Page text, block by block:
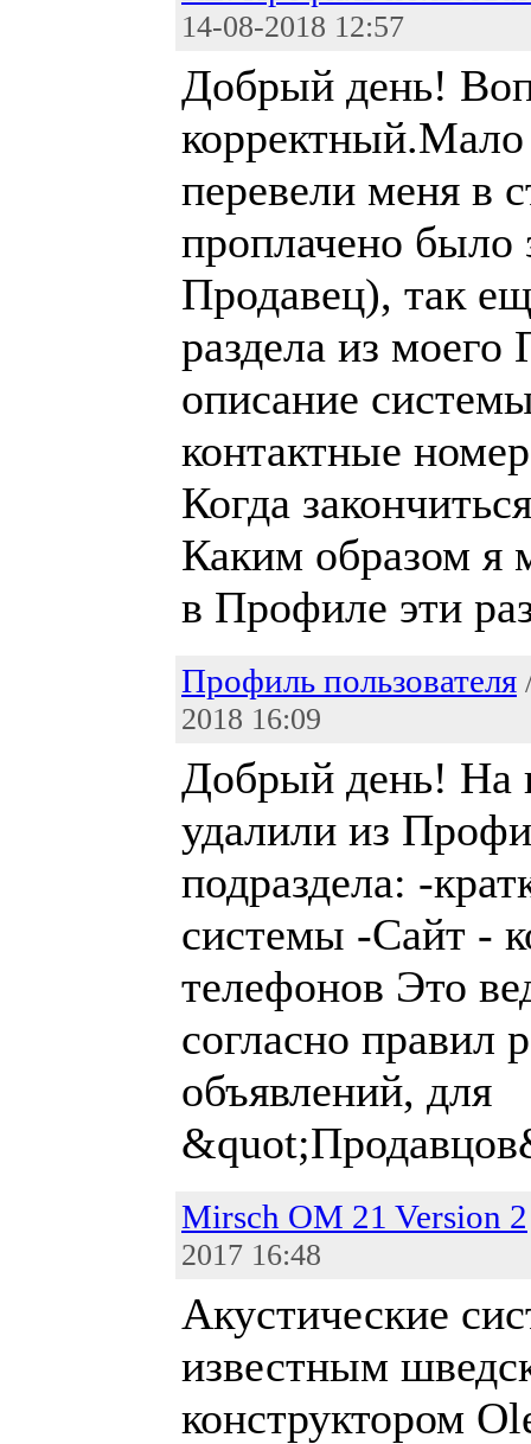
14-08-2018 12:57
Добрый день!
корректный.Мало
перевели меня в
проплачено было
Продавец), так
раздела из
описание
контактные
Когда
Каким образом я
в Профиле эти
Профиль пользователя
2018 16:09
Добрый день! На
удалили из
подраздела: -
системы -Сайт -
телефонов Это
согласно правил
объявлений, для
Mirsch OM 21 Version 2
2017 16:48
Акустические
известным
конструктором